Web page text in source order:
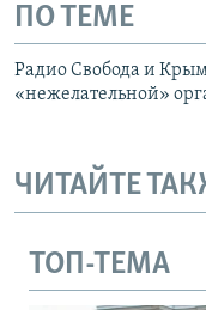
ПО ТЕМЕ
Радио Свобода и
«нежелательной»
ЧИТАЙТЕ
ТОП-ТЕМА